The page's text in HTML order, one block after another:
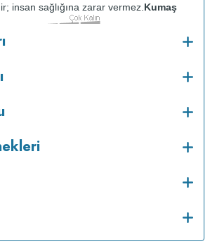
insan sağlığına zarar vermez. Kumaş
30
Kuru temizleme